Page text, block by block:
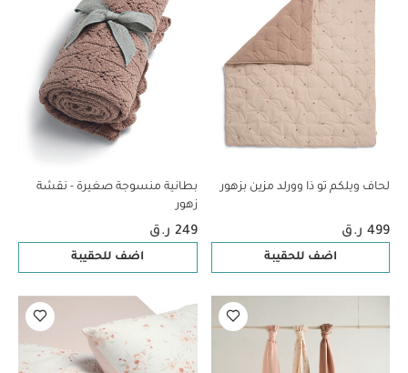
لحاف ويلكم تو ذا وورلد مزين بزهور
499 ر.ق
اضف للحقيبة
بطانية منسوجة صغيرة - نقشة
زهور
249 ر.ق
اضف للحقيبة